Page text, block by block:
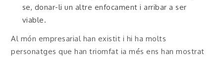
se, donar-li un altre enfocament i arribar a ser
viable.
Al món empresarial han existit i hi ha molts
personatges que han triomfat ia més ens han mostrat